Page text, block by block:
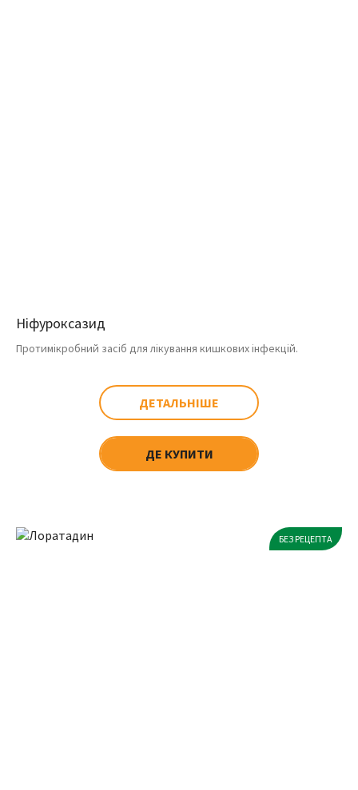
Ніфуроксазид
Протимікробний засіб для лікування кишкових інфекцій.
ДЕТАЛЬНІШЕ
ДЕ КУПИТИ
БЕЗ РЕЦЕПТА